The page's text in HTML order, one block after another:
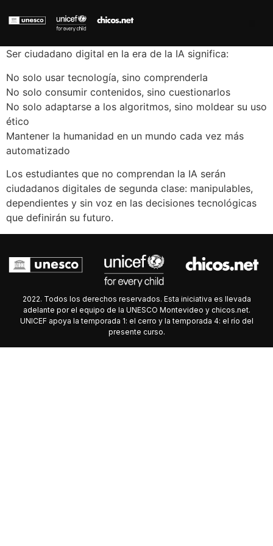
Ser ciudadano digital en la era de la IA significa:
No solo usar tecnología, sino comprenderla
No solo consumir contenidos, sino cuestionarlos
No solo adaptarse a los algoritmos, sino moldear su uso
ético
Mantener la humanidad en un mundo cada vez más
automatizado
Los estudiantes que no comprendan la IA serán
ciudadanos digitales de segunda clase: manipulables,
dependientes y sin voz en las decisiones tecnológicas
que definirán su futuro.
2022. Todos los derechos reservados. Esta iniciativa es llevada
adelante por el equipo de la UNESCO Montevideo y chicos.net.
UNICEF apoya la temporada 1: el cerro y la temporada 4: el río del
presente curso.